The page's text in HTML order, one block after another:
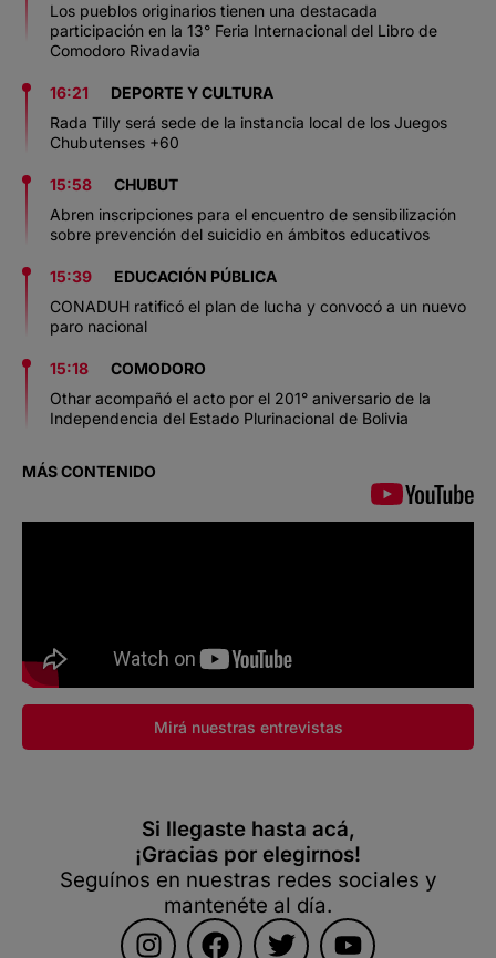
Los pueblos originarios tienen una destacada
participación en la 13° Feria Internacional del Libro de
Comodoro Rivadavia
16:21
DEPORTE Y CULTURA
Rada Tilly será sede de la instancia local de los Juegos
Chubutenses +60
15:58
CHUBUT
Abren inscripciones para el encuentro de sensibilización
sobre prevención del suicidio en ámbitos educativos
15:39
EDUCACIÓN PÚBLICA
CONADUH ratificó el plan de lucha y convocó a un nuevo
paro nacional
15:18
COMODORO
Othar acompañó el acto por el 201° aniversario de la
Independencia del Estado Plurinacional de Bolivia
MÁS CONTENIDO
Mirá nuestras entrevistas
Si llegaste hasta acá,
¡Gracias por elegirnos!
Seguínos en nuestras redes sociales y
mantenéte al día.